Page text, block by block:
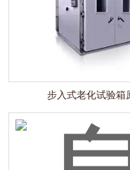
步入式老化试验箱